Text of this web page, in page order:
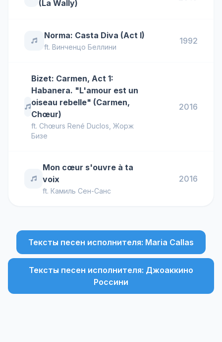
(La Wally)
Norma: Casta Diva (Act I)
ft. Винченцо Беллини
1992
Bizet: Carmen, Act 1:
Habanera. "L'amour est un
oiseau rebelle" (Carmen,
Chœur)
ft. Chœurs René Duclos ,Жорж
Бизе
2016
Mon cœur s'ouvre à ta
voix
ft.Камиль Сен-Санс
2016
Тексты песен исполнителя: Maria Callas
Тексты песен исполнителя: Джоаккино
Россини